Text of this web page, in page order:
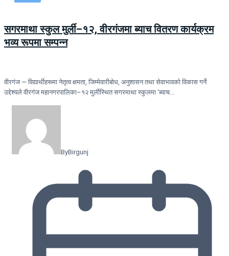
सगरमाथा स्कुल मुर्ली–१२, वीरगंजमा ब्याच वितरण कार्यक्रम
भव्य रूपमा सम्पन्न
वीरगंज — विद्यार्थीहरूमा नेतृत्व क्षमता, जिम्मेवारीबोध, अनुशासन तथा सेवाभावको विकास गर्ने
उद्देश्यले वीरगंज महानगरपालिका–१२ मुर्लीस्थित सगरमाथा स्कुलमा ‘ब्याच…
ByBirgunj